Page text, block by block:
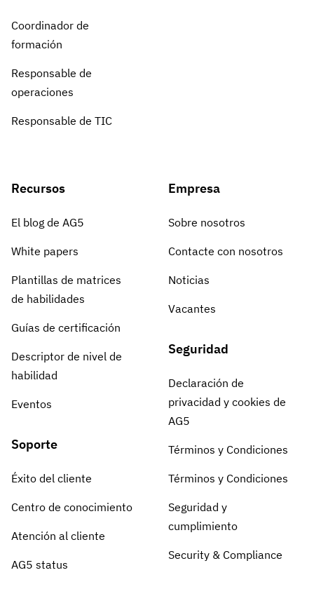
Coordinador de
formación
Responsable de
operaciones
Responsable de TIC
Recursos
El blog de AG5
White papers
Plantillas de matrices
de habilidades
Guías de certificación
Descriptor de nivel de
habilidad
Eventos
Soporte
Éxito del cliente
Centro de conocimiento
Atención al cliente
AG5 status
Empresa
Sobre nosotros
Contacte con nosotros
Noticias
Vacantes
Seguridad
Declaración de
privacidad y cookies de
AG5
Términos y Condiciones
Términos y Condiciones
Seguridad y
cumplimiento
Security & Compliance